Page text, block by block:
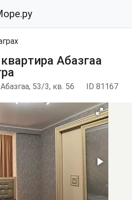
Абазгаа
Абазгаа, 53/3, кв. 56 ID 81167